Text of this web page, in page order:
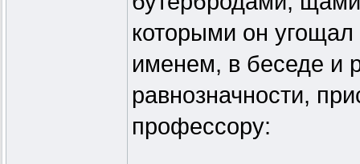
которыми он
именем, в беседе и
равнозначности,
профессору: